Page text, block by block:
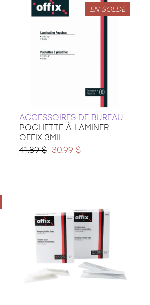
EN SOLDE
ACCESSOIRES DE BUREAU
POCHETTE À LAMINER
OFFIX 3MIL
41.89 $ 30.99 $